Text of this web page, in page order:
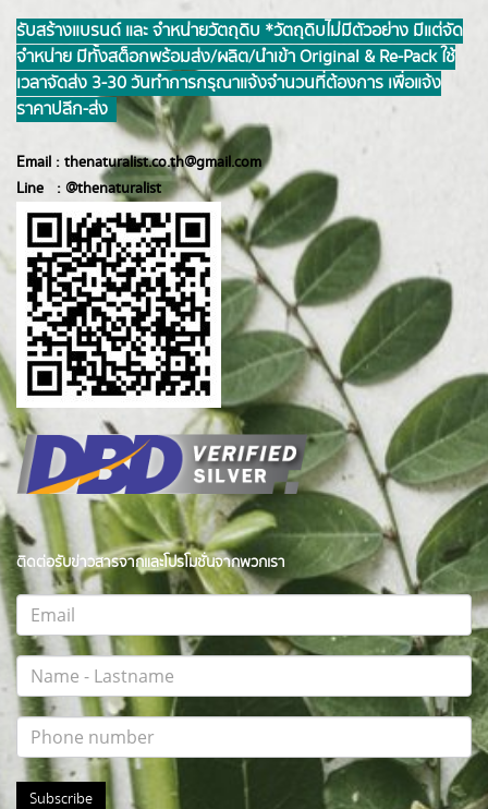
รับสร้างแบรนด์ และ จำหน่ายวัตถุดิบ *วัตถุดิบไม่มีตัวอย่าง มีแต่จัด
จำหน่าย มีทั้งสต็อกพร้อมส่ง/ผลิต/นำเข้า Original & Re-Pack ใช้
เวลาจัดส่ง 3-30 วันทำการ กรุณาแจ้งจำนวนที่ต้องการ เพื่อแจ้ง
ราคาปลีก-ส่ง
Email : thenaturalist.co.th@gmail.com
Line : @thenaturalist
ติดต่อรับข่าวสารจากและโปรโมชั่นจากพวกเรา
Subscribe